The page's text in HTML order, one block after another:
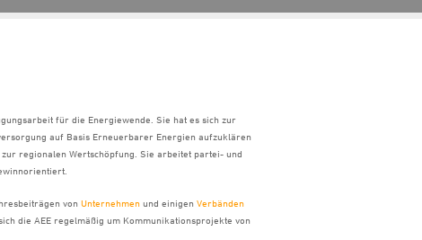
für die Energiewende. Sie hat es sich zur
auf Basis Erneuerbarer Energien aufzuklären
regionalen Wertschöpfung. Sie arbeitet partei- und
von Unternehmen und einigen Verbänden
die AEE regelmäßig um Kommunikationsprojekte von